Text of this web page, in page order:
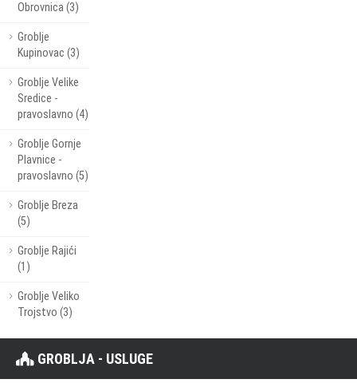
Obrovnica (3)
Groblje
Kupinovac (3)
Groblje Velike
Sredice -
pravoslavno (4)
Groblje Gornje
Plavnice -
pravoslavno (5)
Groblje Breza
(5)
Groblje Rajići
(1)
Groblje Veliko
Trojstvo (3)
GROBLJA - USLUGE